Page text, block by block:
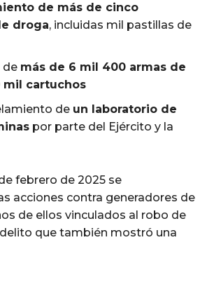
de más de cinco
droga, incluidas mil pastillas de
de más de 6 mil 400 armas de
mil cartuchos
de un laboratorio de
por parte del Ejército y la
febrero de 2025 se
acciones contra generadores de
de ellos vinculados al robo de
que también mostró una